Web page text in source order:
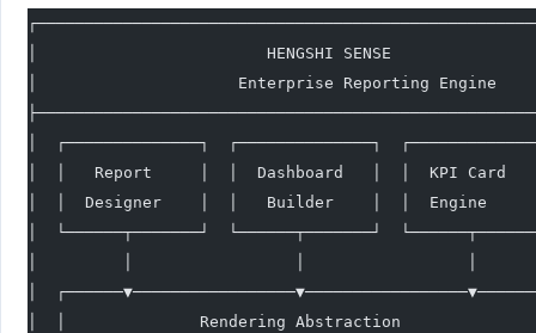
│                        HENGSHI SENSE
│                     Enterprise Reporting Engine
│  ┌──────────────┐  ┌──────────────┐
│  │   Report     │  │  Dashboard   │  │  KPI
│  │  Designer    │  │   Builder    │  │  Engine
│  └──────┬───────┘  └──────┬───────┘
│
│  │              Rendering Abstraction